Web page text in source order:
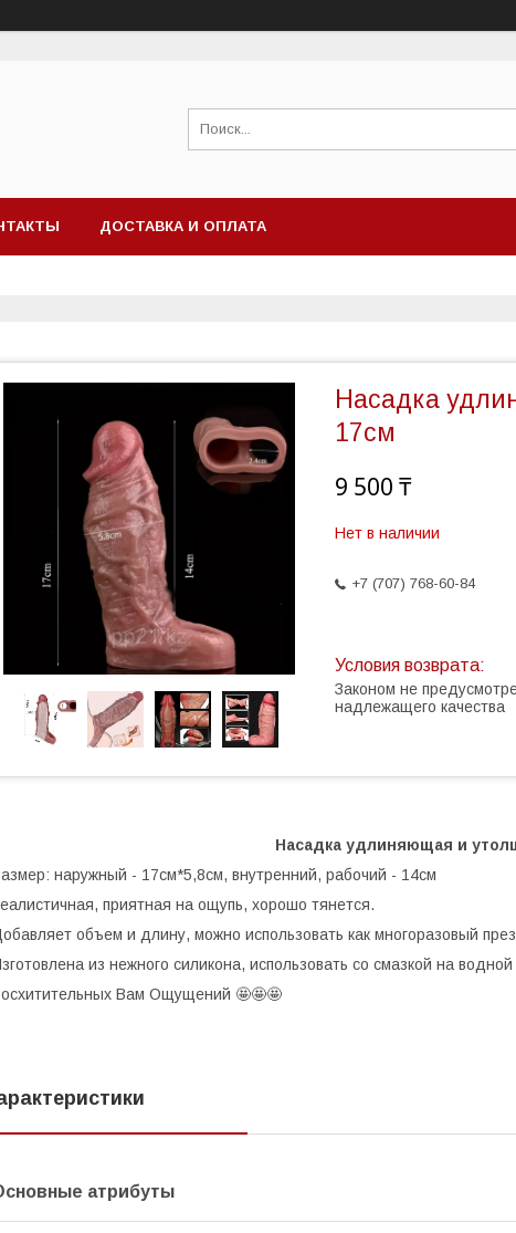
ДОСТАВКА И ОПЛАТА
Насадка
17см
9 500 ₸
Нет в наличии
+7 (707) 768-60-84
Законом не
надлежащего качества
Насадка удлиняющая и
наружный - 17см*5,8см, внутренний, рабочий - 14см
приятная на ощупь, хорошо тянется.
объем и длину, можно использовать как многоразовый
из нежного силикона, использовать со смазкой на водной
Вам Ощущений 🤩🤩🤩
атрибуты